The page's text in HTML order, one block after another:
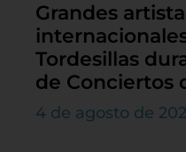
Grandes
Tordesillas
de Conciertos
4 de agosto de